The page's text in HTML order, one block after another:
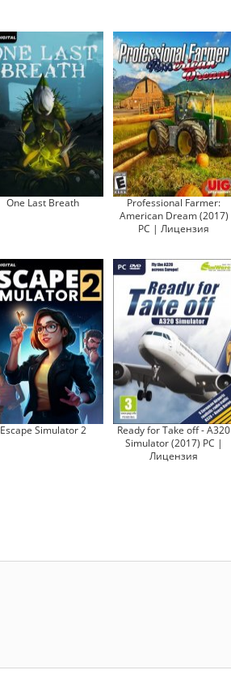
One Last Breath
Professional Farmer:
American Dream (2017)
PC | Лицензия
Escape Simulator 2
Ready for Take off - A320
Simulator (2017) PC |
Лицензия